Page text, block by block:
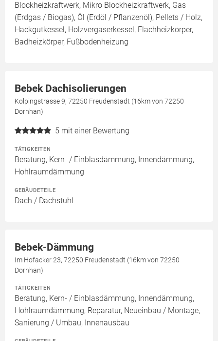
Blockheizkraftwerk, Mikro Blockheizkraftwerk, Gas
(Erdgas / Biogas), Öl (Erdöl / Pflanzenöl), Pellets / Holz,
Hackgutkessel, Holzvergaserkessel, Flachheizkörper,
Badheizkörper, Fußbodenheizung
Bebek Dachisolierungen
Kolpingstrasse 9, 72250 Freudenstadt (16km von 72250
Dornhan)
5 mit einer Bewertung
TÄTIGKEITEN
Beratung, Kern- / Einblasdämmung, Innendämmung,
Hohlraumdämmung
GEBÄUDETEILE
Dach / Dachstuhl
Bebek-Dämmung
Im Hofacker 23, 72250 Freudenstadt (16km von 72250
Dornhan)
TÄTIGKEITEN
Beratung, Kern- / Einblasdämmung, Innendämmung,
Hohlraumdämmung, Reparatur, Neueinbau / Montage,
Sanierung / Umbau, Innenausbau